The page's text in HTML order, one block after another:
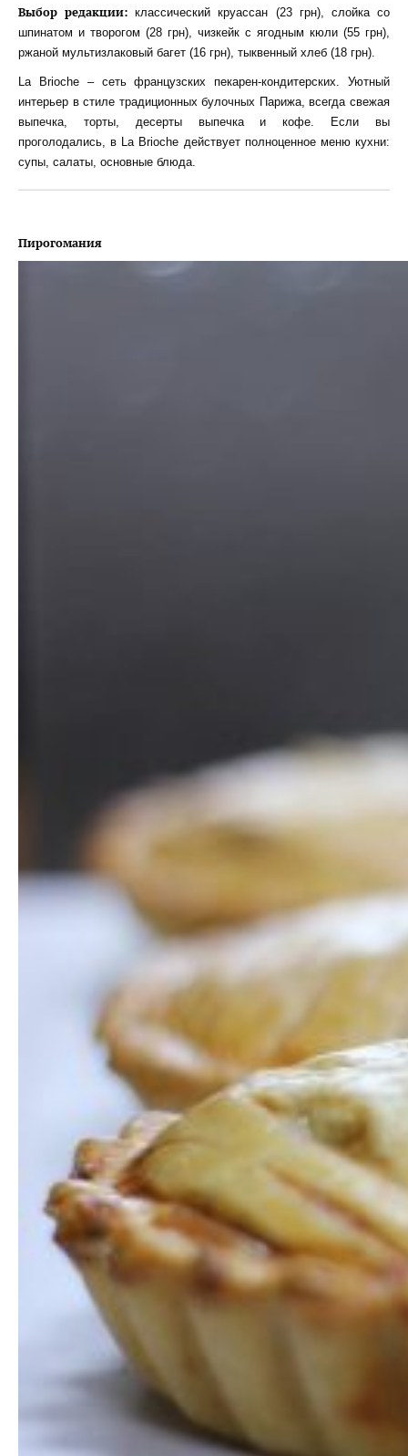
Выбор редакции:классический круассан (23 грн), слойка со
шпинатом и творогом (28 грн), чизкейк с ягодным кюли (55 грн),
ржаной мультизлаковый багет (16 грн), тыквенный хлеб (18 грн).
La Brioche – сеть французских пекарен-кондитерских. Уютный
интерьер в стиле традиционных булочных Парижа, всегда свежая
выпечка, торты, десерты выпечка и кофе. Если вы
проголодались, в La Brioche действует полноценное меню кухни:
супы, салаты, основные блюда.
Пирогомания